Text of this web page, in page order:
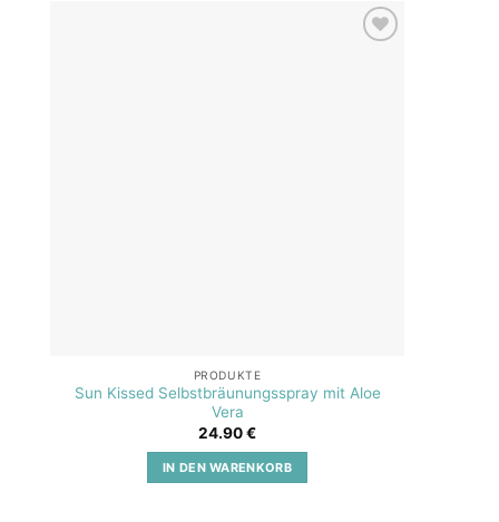
PRODUKTE
Sun Kissed Selbstbräunungsspray mit Aloe
Vera
24.90€
IN DEN WARENKORB